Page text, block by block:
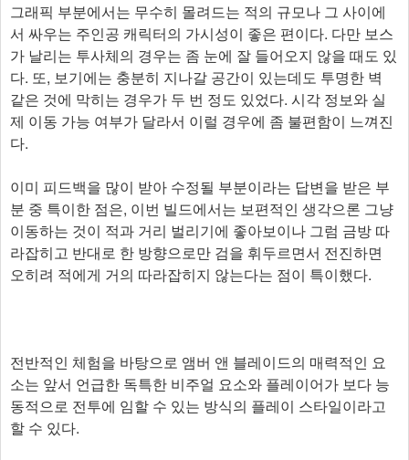
그래픽 부분에서는 무수히 몰려드는 적의 규모나 그 사이에
서 싸우는 주인공 캐릭터의 가시성이 좋은 편이다. 다만 보스
가 날리는 투사체의 경우는 좀 눈에 잘 들어오지 않을 때도 있
다. 또, 보기에는 충분히 지나갈 공간이 있는데도 투명한 벽
같은 것에 막히는 경우가 두 번 정도 있었다. 시각 정보와 실
제 이동 가능 여부가 달라서 이럴 경우에 좀 불편함이 느껴진
다.
이미 피드백을 많이 받아 수정될 부분이라는 답변을 받은 부
분 중 특이한 점은, 이번 빌드에서는 보편적인 생각으론 그냥
이동하는 것이 적과 거리 벌리기에 좋아보이나 그럼 금방 따
라잡히고 반대로 한 방향으로만 검을 휘두르면서 전진하면
오히려 적에게 거의 따라잡히지 않는다는 점이 특이했다.
전반적인 체험을 바탕으로 앰버 앤 블레이드의 매력적인 요
소는 앞서 언급한 독특한 비주얼 요소와 플레이어가 보다 능
동적으로 전투에 임할 수 있는 방식의 플레이 스타일이라고
할 수 있다.